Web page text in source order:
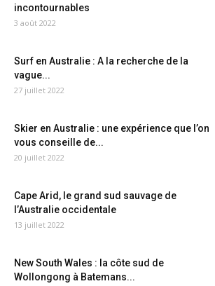
incontournables
3 août 2022
Surf en Australie : A la recherche de la
vague...
27 juillet 2022
Skier en Australie : une expérience que l’on
vous conseille de...
20 juillet 2022
Cape Arid, le grand sud sauvage de
l’Australie occidentale
13 juillet 2022
New South Wales : la côte sud de
Wollongong à Batemans...